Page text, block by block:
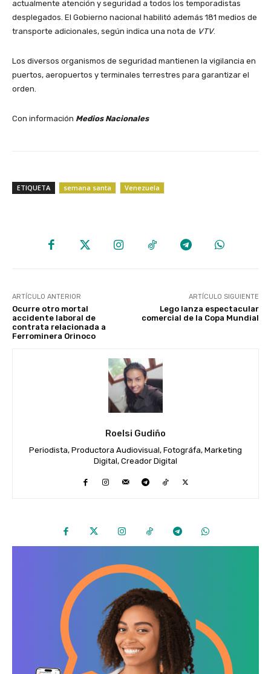
actualmente atención y seguridad a todos los temporadistas
desplegados. El Gobierno nacional habilitó además 181 medios de
transporte adicionales, según indica una nota de VTV.
Los diversos organismos de seguridad mantienen la vigilancia en
puertos, aeropuertos y terminales terrestres para garantizar el
orden.
Con información Medios Nacionales
ETIQUETA semana santa Venezuela
ARTÍCULO ANTERIOR
Ocurre otro mortal
accidente laboral de
contrata relacionada a
Ferrominera Orinoco
ARTÍCULO SIGUIENTE
Lego lanza espectacular
comercial de la Copa Mundial
Roelsi Gudiño
Periodista, Productora Audiovisual, Fotográfa, Marketing
Digital, Creador Digital